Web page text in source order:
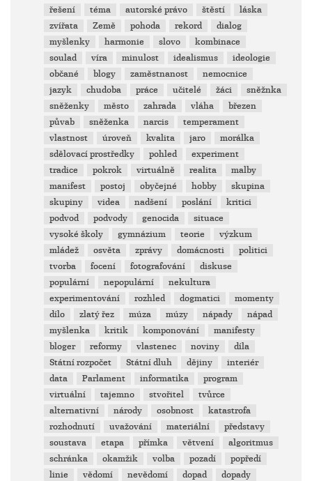
řešení
téma autorské právo štěstí
láska
zvířata
Země pohoda rekord
dialog
myšlenky
harmonie slovo
kombinace
soulad
víra minulost idealismus
ideologie
občané
blogy zaměstnanost
nemocnice
jazyk
chudoba práce učitelé žáci
sněžnka
sněženky
město zahrada vláha
březen
půvab
sněženka narcis
temperament
vlastnost
úroveň kvalita jaro
morálka
sdělovací prostředky
pohled
experiment
tradice
pokrok virtuálně realita
malby
manifest
postoj obyčejné hobby
skupina
skupiny
videa nadšení poslání
kritici
podvod
podvody genocida
situace
vysoké školy
gymnázium teorie
výzkum
mládež
osvěta zprávy domácnosti
politici
tvorba
focení fotografování
diskuse
populární
nepopulární
nekultura
experimentování
rozhled dogmatici
momenty
dílo
zlatý řez múza múzy nápady
nápad
myšlenka
kritik komponování
manifesty
bloger
reformy vlastenec noviny
díla
Státní rozpočet
Státní dluh dějiny
interiér
data
Parlament informatika
program
virtuální
tajemno stvořitel
tvůrce
alternativní
národy osobnost
katastrofa
rozhodnutí
uvažování materiální
představy
soustava
etapa přímka větvení
algoritmus
schránka
okamžik volba pozadí
popředí
linie
vědomí nevědomí dopad
dopady